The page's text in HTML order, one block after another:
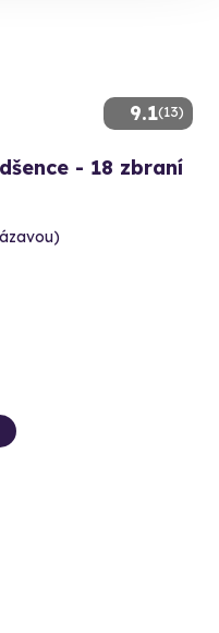
9.1(13)
- 18 zbraní